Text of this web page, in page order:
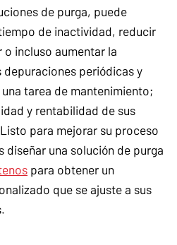
de purga, puede
de inactividad, reducir
o incluso aumentar la
periódicas y
tarea de mantenimiento;
y rentabilidad de sus
para mejorar su proceso
diseñar una solución de purga
para obtener un
que se ajuste a sus